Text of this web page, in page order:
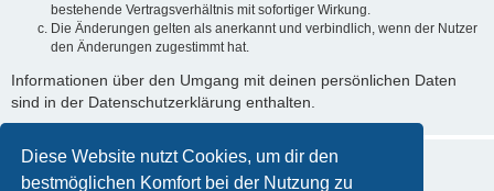
Diese Website nutzt Cookies, um dir den
bestmöglichen Komfort bei der Nutzung zu
bestehende Vertragsverhältnis mit sofortiger Wirkung.
Die Änderungen gelten als anerkannt und verbindlich, wenn der Nutzer
den Änderungen zugestimmt hat.
Informationen über den Umgang mit deinen persönlichen Daten
sind in der Datenschutzerklärung enthalten.